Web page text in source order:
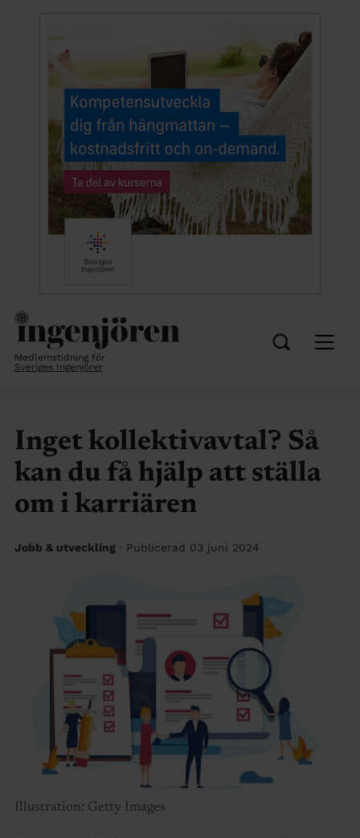
Medlemstidning för
Sveriges Ingenjörer
Inget kollektivavtal? Så
kan du få hjälp att ställa
om i karriären
Jobb & utveckling · Publicerad 03 juni 2024
Illustration: Getty Images